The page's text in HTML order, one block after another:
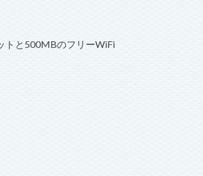
トと500MBのフリーWiFi